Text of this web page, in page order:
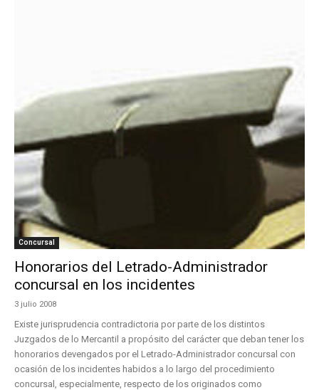
Concursal
Honorarios del Letrado-Administrador
concursal en los incidentes
3 julio 2008
Existe jurisprudencia contradictoria por parte de los distintos
Juzgados de lo Mercantil a propósito del carácter que deban tener los
honorarios devengados por el Letrado-Administrador concursal con
ocasión de los incidentes habidos a lo largo del procedimiento
concursal, especialmente, respecto de los originados como